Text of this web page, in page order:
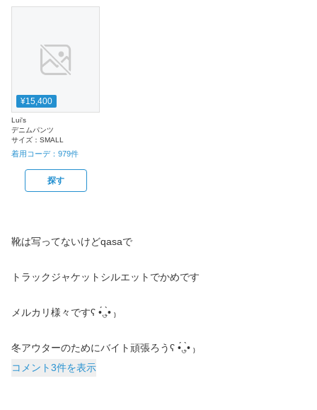
¥15,400
Lui's
デニムパンツ
サイズ： SMALL
着用コーデ： 979件
探す
靴は写ってないけどqasaで
トラックジャケットシルエットでかめです
メルカリ様々ですʕ •́؈•̀ ₎
冬アウターのためにバイト頑張ろうʕ •́؈•̀ ₎
コメント3件を表示